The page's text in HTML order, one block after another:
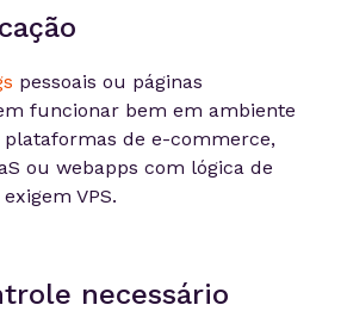
pessoais ou páginas
funcionar bem em ambiente
de e-commerce,
ou webapps com lógica de
VPS.
necessário